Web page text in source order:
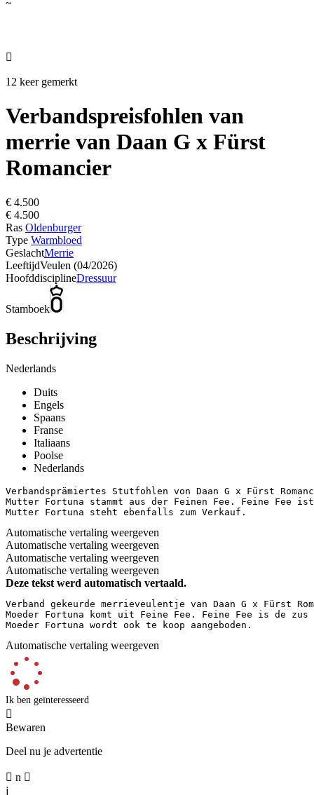
~

12 keer gemerkt
Verbandspreisfohlen van
merrie van Daan G x Fürst
Romancier
€ 4.500
€ 4.500
Ras Oldenburger
Type Warmbloed
GeslachtMerrie
LeeftijdVeulen (04/2026)
HoofddisciplineDressuur
Stamboek
Beschrijving
Nederlands
Duits
Engels
Spaans
Franse
Italiaans
Poolse
Nederlands
Verbandsprämiertes Stutfohlen von Daan G x Fürst
Mutter Fortuna stammt aus der Feinen Fee. Feine Fee
Mutter Fortuna steht ebenfalls zum Verkauf.
Automatische vertaling weergeven
Automatische vertaling weergeven
Automatische vertaling weergeven
Automatische vertaling weergeven
Deze tekst werd automatisch vertaald.
Verband gekeurde merrieveulentje van Daan G x Fürst
Moeder Fortuna komt uit Feine Fee. Feine Fee is de
Moeder Fortuna wordt ook te koop aangeboden.
Automatische vertaling weergeven
Ik ben geïnteresseerd

Bewaren
Deel nu je advertentie
 n 
j